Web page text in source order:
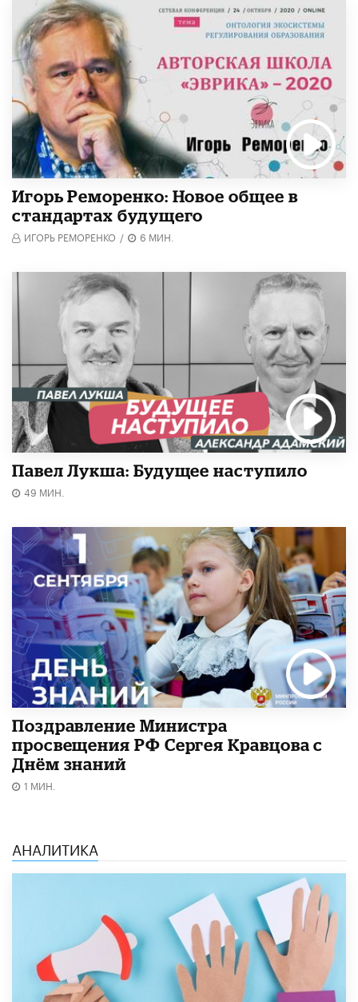
Игорь Реморенко: Новое общее в
стандартах будущего
ИГОРЬ РЕМОРЕНКО / 6 МИН.
Павел Лукша: Будущее наступило
49 МИН.
Поздравление Министра
просвещения РФ Сергея Кравцова с
Днём знаний
1 МИН.
АНАЛИТИКА